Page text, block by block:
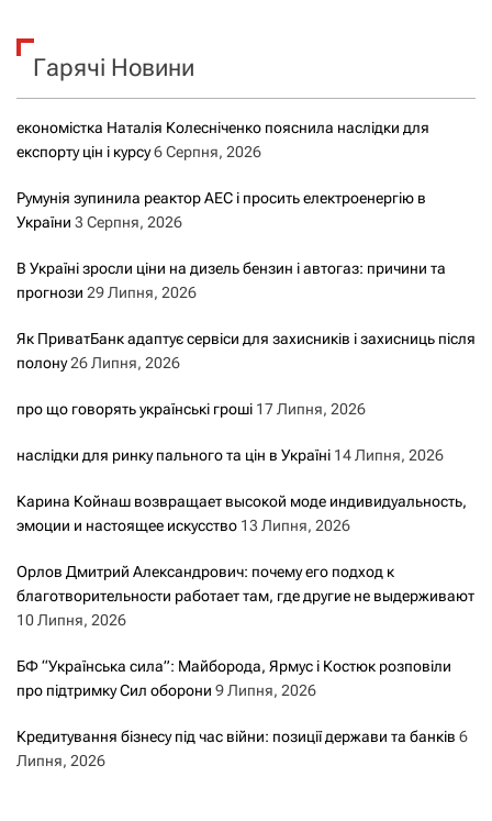
к
Гарячі Новини
економістка Наталія Колесніченко пояснила наслідки для
експорту цін і курсу6 Серпня, 2026
Румунія зупинила реактор АЕС і просить електроенергію в
України 3 Серпня, 2026
В Україні зросли ціни на дизель бензин і автогаз: причини та
прогнози 29 Липня, 2026
Як ПриватБанк адаптує сервіси для захисників і захисниць після
полону26 Липня, 2026
про що говорять українські гроші 17 Липня, 2026
наслідки для ринку пального та цін в Україні 14 Липня, 2026
Карина Койнаш возвращает высокой моде индивидуальность,
эмоции и настоящее искусство 13 Липня, 2026
Орлов Дмитрий Александрович: почему его подход к
благотворительности работает там, где другие не выдерживают
10 Липня, 2026
БФ “Українська сила”: Майборода, Ярмус і Костюк розповіли
про підтримку Сил оборони 9 Липня, 2026
Кредитування бізнесу під час війни: позиції держави та банків 6
Липня, 2026